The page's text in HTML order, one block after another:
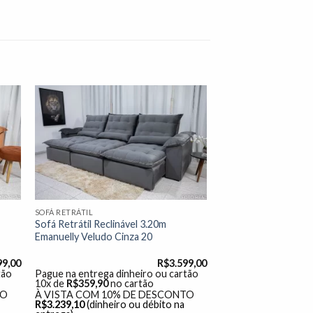
Adicionar
à lista de
desejos"
SOFÁ RETRÁTIL
Sofá Retrátil Reclinável 3.20m
Emanuelly Veludo Cinza 20
R$3.599,00
Pague na entrega dinheiro ou cartão
10x de R$359,90 no cartão
À VISTA COM 10% DE DESCONTO
R$3.239,10 (dinheiro ou débito na